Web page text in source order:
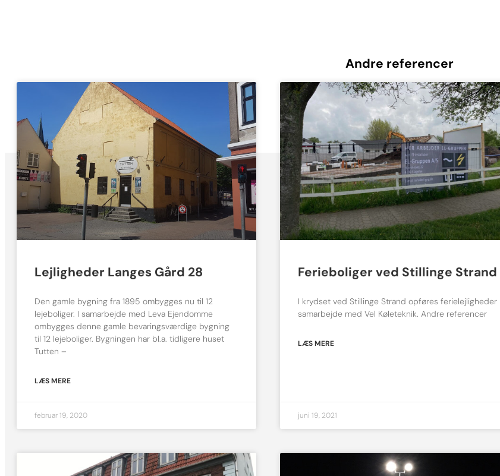
Andre referencer
Lejligheder Langes Gård 28
Den gamle bygning fra 1895 ombygges nu til 12
lejeboliger. I samarbejde med Leva Ejendomme
ombygges denne gamle bevaringsværdige bygning
til 12 lejeboliger. Bygningen har bl.a. tidligere huset
Tutten –
LÆS MERE
februar 19, 2020
Ferieboliger ved Stillinge Strand
I krydset ved Stillinge Strand opføres ferielejligheder
samarbejde med Vel Køleteknik. Andre referencer
LÆS MERE
juni 19, 2021